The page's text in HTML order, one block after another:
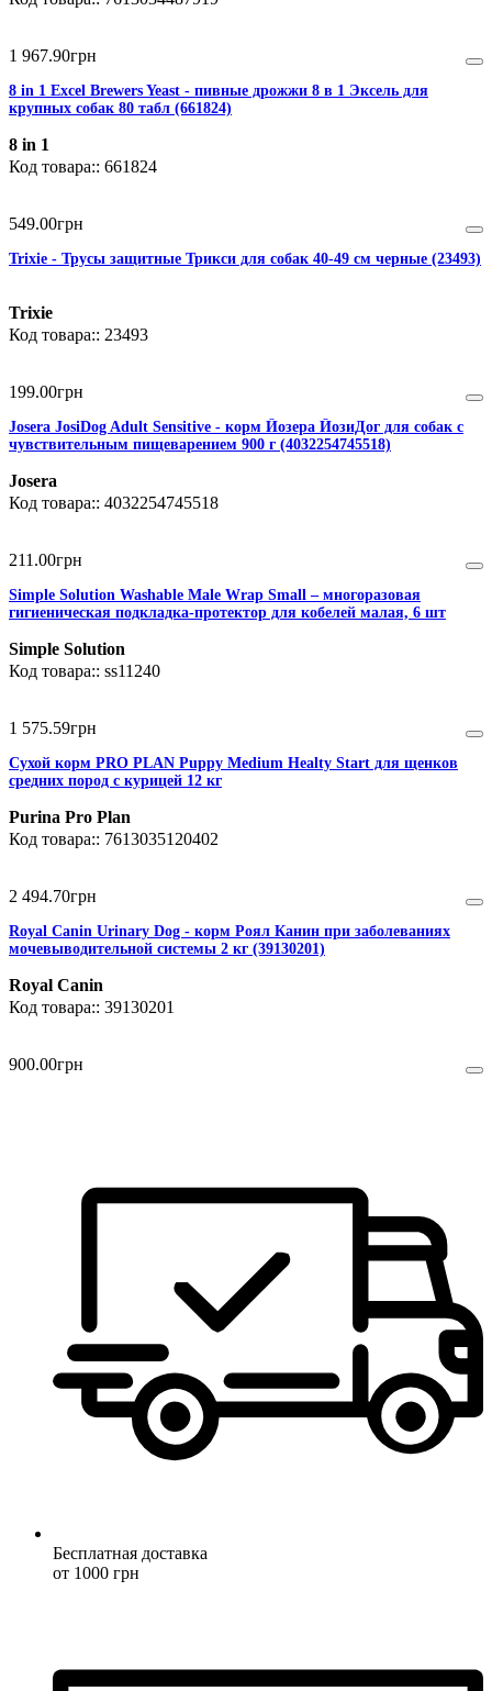
1 967.90грн
8 in 1 Excel Brewers Yeast - пивные дрожжи 8 в 1 Эксель для
крупных собак 80 табл (661824)
8 in 1
661824
549.00грн
Trixie - Трусы защитные Трикси для собак 40-49 см черные (23493)
Trixie
23493
199.00грн
Josera JosiDog Adult Sensitive - корм Йозера ЙозиДог для собак с
чувствительным пищеварением 900 г (4032254745518)
Josera
4032254745518
211 .00грн
Simple Solution Washable Male Wrap Small – многоразовая
гигиеническая подкладка-протектор для кобелей малая, 6 шт
Simple Solution
ss11240
1 575.59грн
Сухой корм PRO PLAN Puppy Medium Healty Start для щенков
средних пород с курицей 12 кг
Purina Pro Plan
7613035120402
2 494.70грн
Royal Canin Urinary Dog - корм Роял Канин при заболеваниях
мочевыводительной системы 2 кг (39130201)
Royal Canin
39130201
900.00грн
Бесплатная доставка
от 1000 грн